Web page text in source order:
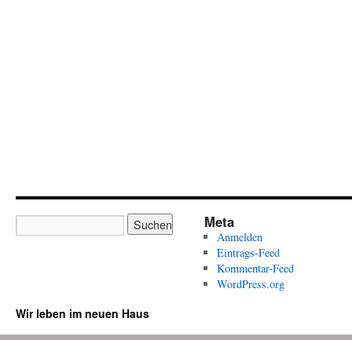
Meta
Anmelden
Eintrags-Feed
Kommentar-Feed
WordPress.org
Wir leben im neuen Haus